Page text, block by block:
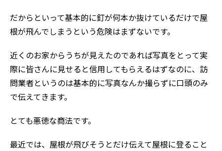
だからといって基本的に釘が何本か抜けているだけで屋
根が飛んでしまうという危険はまずないです。
近くのお家からうちが見えたのであれば写真をとって実
際に皆さんに見せると信用してもらえるはずなのに、訪
問業者というのは基本的に写真なんか撮らずに口頭のみ
で伝えてきます。
とても悪徳な商法です。
最近では、屋根が飛びそうとだけ伝えて屋根に登ること